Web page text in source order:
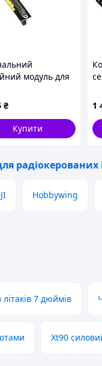
модуль для
19075
₴
Купити
1
Hobbywing
7 дюймів
Xt90